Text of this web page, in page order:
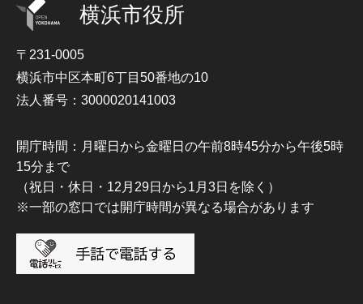
横浜市役所
〒231-0005
横浜市中区本町6丁目50番地の10
法人番号：3000020141003
開庁時間：月曜日から金曜日の午前8時45分から午後5時
15分まで
（祝日・休日・12月29日から1月3日を除く）
※一部の窓口では開庁時間が異なる場合があります